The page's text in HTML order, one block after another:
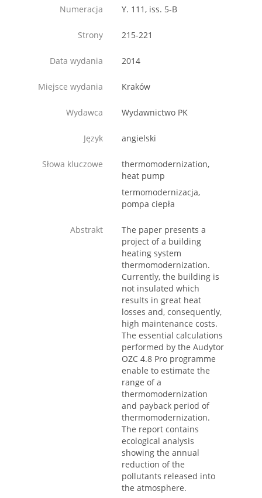
Numeracja Y. 111, iss. 5-B
Strony 215-221
Data wydania 2014
Miejsce wydania Kraków
Wydawca Wydawnictwo PK
Język angielski
Słowa kluczowe
thermomodernization,
heat pump
termomodernizacja,
pompa ciepła
Abstrakt
The paper presents a
project of a building
heating system
thermomodernization.
Currently, the building is
not insulated which
results in great heat
losses and, consequently,
high maintenance costs.
The essential calculations
performed by the Audytor
OZC 4.8 Pro programme
enable to estimate the
range of a
thermomodernization
and payback period of
thermomodernization.
The report contains
ecological analysis
showing the annual
reduction of the
pollutants released into
the atmosphere.